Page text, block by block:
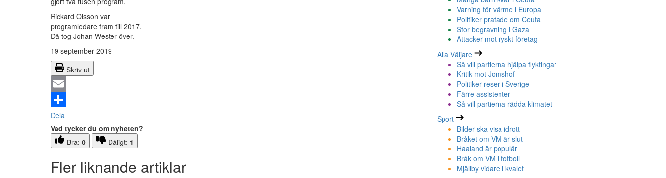
Rickard Olsson var
programledare fram till 2017.
Då tog Johan Wester över.
19 september 2019
Skriv ut
Email
Dela
Vad tycker du om nyheten?
Bra: 0 Dåligt: 1
Fler liknande artiklar
Varning för värme i Europa
Politiker pratade om Ceuta
Stor begravning i Gaza
Attacker mot ryskt företag
Alla Väljare
Så vill partierna hjälpa flyktingar
Kritik mot Jomshof
Politiker reser i Sverige
Färre assistenter
Så vill partierna rädda klimatet
Sport
Bilder ska visa idrott
Bråket om VM är slut
Haaland är populär
Bråk om VM i fotboll
Mjällby vidare i kvalet